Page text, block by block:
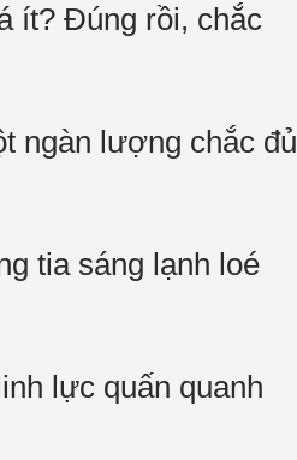
ít? Đúng rồi, chắc
ngàn lượng chắc đủ
tia sáng lạnh loé
lực quấn quanh